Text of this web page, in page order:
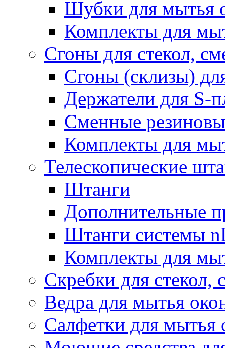
Шубки для мытья
Комплекты для
Сгоны для стекол,
Сгоны (склизы)
Держатели для S-
Сменные
Комплекты для
Телескопические
Штанги
Дополнительные
Штанги системы
Комплекты для
Скребки для стекол,
Ведра для мытья
Салфетки для мытья